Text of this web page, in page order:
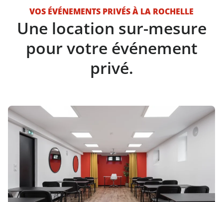
VOS ÉVÉNEMENTS PRIVÉS À LA ROCHELLE
Une location sur-mesure
pour votre événement
privé.